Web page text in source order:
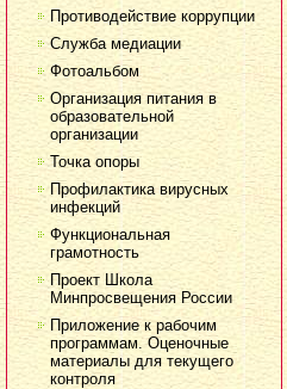
Противодействие коррупции
Служба медиации
Фотоальбом
Организация питания в
образовательной
организации
Точка опоры
Профилактика вирусных
инфекций
Функциональная
грамотность
Проект Школа
Минпросвещения России
Приложение к рабочим
программам. Оценочные
материалы для текущего
контроля